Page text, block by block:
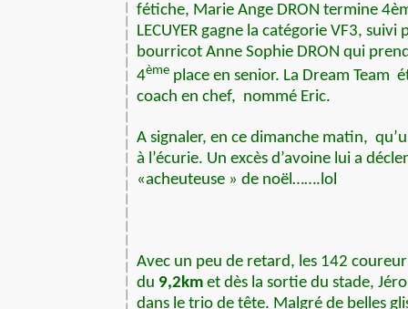
fétiche, Marie Ange DRON termine
LECUYER gagne la catégorie VF3,
bourricot Anne Sophie DRON qui
4ème place en senior. La Dream Team
coach en chef, nommé Eric.
A signaler, en ce dimanche matin,
à l’écurie. Un excès d’avoine lui a
«acheuteuse » de noël…….lol
Avec un peu de retard, les 142
du 9,2km et dès la sortie du stade,
dans le trio de tête. Malgré de belles